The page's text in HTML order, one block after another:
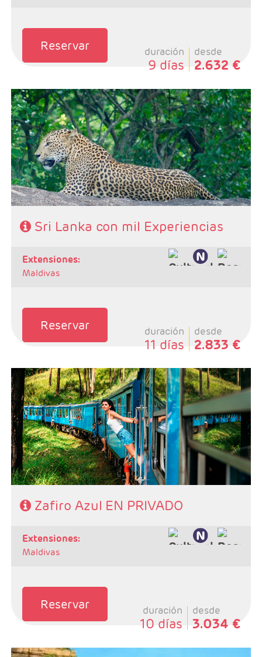
Reservar duración
9 días
desde
2.632 €
- Salidas: Lunes
- Ruta: 3 noches Kandy, 2 noches Habarana, 1 noche
Galle, 1 noche Yala, 1 noche Mahiyanganaya y 1 noche
Negombo.
- Categoría hotelera: 4 y 5*
- Régimen: 9 Desayunos, 8 comidas y 8 cenas
SE NECESITA VISADO PARA VIAJAR A SRI LANKA
Sri Lanka con mil Experiencias
extensiones:
Maldivas
Reservar duración
11 días
desde
2.833 €
- Salidas: Diarias
- Ruta: 1 noche Galle, 1 noche Yala, 1 noche
Ella/Haputale, 2 noches Kandy, 2 noches Habarana y 1
noche Colombo.
- Categoría hotelera: 4 y 5*
- Régimen: 8 Desayunos, 7 comidas y 6 cenas
Zafiro Azul EN PRIVADO
extensiones:
Maldivas
Reservar duración
10 días
desde
3.034 €